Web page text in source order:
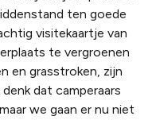
ten goede
visitekaartje van
te vergroenen
en grasstroken, zijn
dat camperaars
we gaan er nu niet